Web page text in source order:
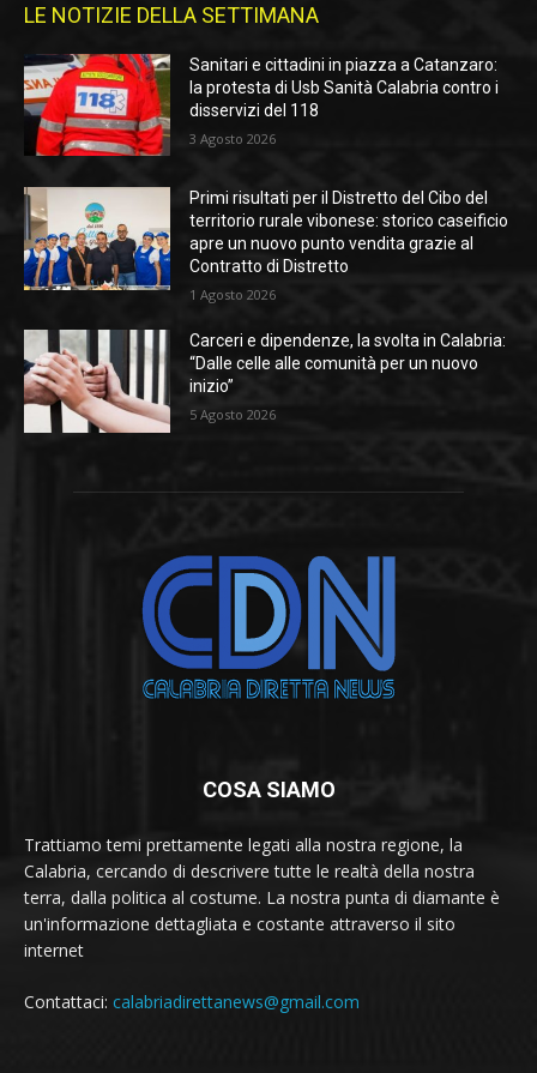
LE NOTIZIE DELLA SETTIMANA
Sanitari e cittadini in piazza a Catanzaro:
la protesta di Usb Sanità Calabria contro i
disservizi del 118
3 Agosto 2026
Primi risultati per il Distretto del Cibo del
territorio rurale vibonese: storico caseificio
apre un nuovo punto vendita grazie al
Contratto di Distretto
1 Agosto 2026
Carceri e dipendenze, la svolta in Calabria:
“Dalle celle alle comunità per un nuovo
inizio”
5 Agosto 2026
COSA SIAMO
Trattiamo temi prettamente legati alla nostra regione, la
Calabria, cercando di descrivere tutte le realtà della nostra
terra, dalla politica al costume. La nostra punta di diamante è
un'informazione dettagliata e costante attraverso il sito
internet
Contattaci: calabriadirettanews@gmail.com